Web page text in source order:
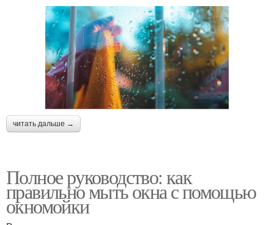
читать дальше →
Полное руководство: как
правильно мыть окна с помощью
окномойки